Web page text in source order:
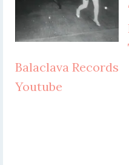
Balaclava Records
Youtube